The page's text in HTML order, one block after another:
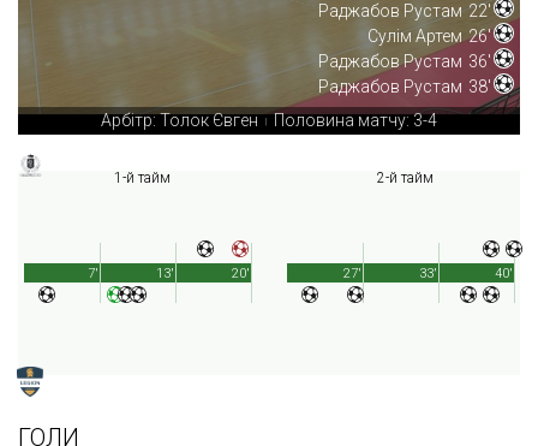
Раджабов Рустам 22'
Сулім Артем 26'
Раджабов Рустам 36'
Раджабов Рустам 38'
Арбітр: Толок Євген
| Половина матчу: 3-4
1-й тайм
20'
7' 13'
2-й тайм
40'
27' 33'
ГОЛИ